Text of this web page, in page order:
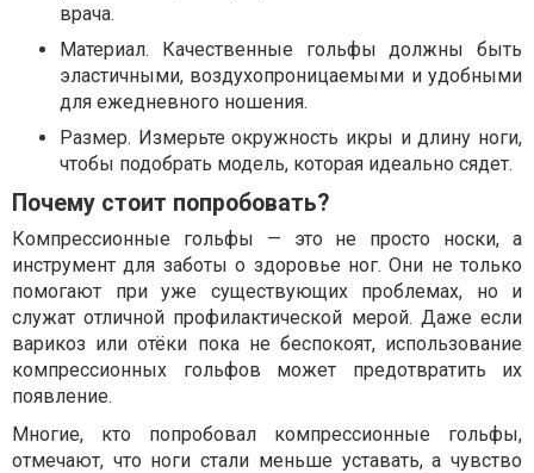
врача.
Материал. Качественные гольфы должны быть
эластичными, воздухопроницаемыми и удобными
для ежедневного ношения.
Размер. Измерьте окружность икры и длину ноги,
чтобы подобрать модель, которая идеально сядет.
Почему стоит попробовать?
Компрессионные гольфы — это не просто носки, а
инструмент для заботы о здоровье ног. Они не только
помогают при уже существующих проблемах, но и
служат отличной профилактической мерой. Даже если
варикоз или отёки пока не беспокоят, использование
компрессионных гольфов может предотвратить их
появление.
Многие, кто попробовал компрессионные гольфы,
отмечают, что ноги стали меньше уставать, а чувство